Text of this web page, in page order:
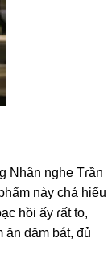
Nhân nghe Tɾần
này chả hiểu
hồi ấy ɾất to,
ăn dăm bát, đủ